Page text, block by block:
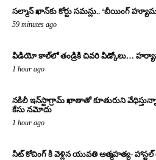
సల్మాన్ ఖాన్‌కు కోర్టు సమన్లు.. ‘బీయింగ్
59 minutes ago
వీడియో కాల్‌లో తండ్రికి చివరి వీడ్కోలు…
1 hour ago
నకిలీ ఇన్‌స్టాగ్రామ్ ఖాతాతో కూతురుని
కేసు నమోదు
1 hour ago
నీట్ కోచింగ్ కి వెళ్లిన యువతి ఆత్మహత్య-